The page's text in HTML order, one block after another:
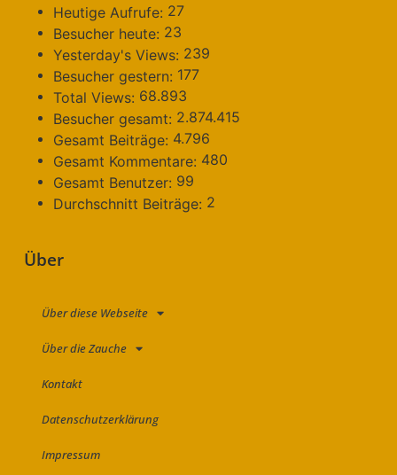
Heutige Aufrufe: 27
Besucher heute: 23
Yesterday's Views: 239
Besucher gestern: 177
Total Views: 68.893
Besucher gesamt: 2.874.415
Gesamt Beiträge: 4.796
Gesamt Kommentare: 480
Gesamt Benutzer: 99
Durchschnitt Beiträge: 2
Über
Über diese Webseite
Über die Zauche
Kontakt
Datenschutzerklärung
Impressum